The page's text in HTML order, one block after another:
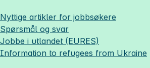
Nyttige artikler for jobbsøkere
Spørsmål og svar
Jobbe i utlandet (EURES)
Information to refugees from Ukraine